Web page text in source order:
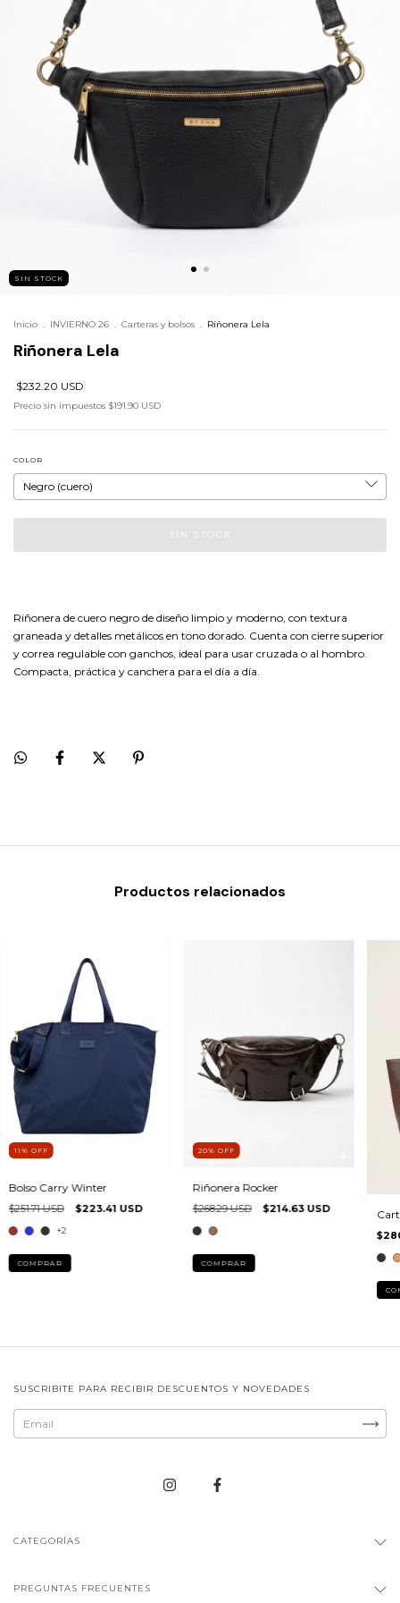
SIN STOCK
Inicio . INVIERNO 26 . Carteras y bolsos . Riñonera Lela
Riñonera Lela
$232.20 USD
Precio sin impuestos $191.90 USD
COLOR
Riñonera de cuero negro de diseño limpio y moderno, con textura
graneada y detalles metálicos en tono dorado. Cuenta con cierre superior
y correa regulable con ganchos, ideal para usar cruzada o al hombro.
Compacta, práctica y canchera para el día a día.
Productos relacionados
11 % OFF
Bolso Carry Winter
$251.71 USD $223.41 USD
+2
COMPRAR
20% OFF
Riñonera Rocker
$268.29 USD $214.63 USD
COMPRAR
SUSCRIBITE PARA RECIBIR DESCUENTOS Y NOVEDADES
CATEGORÍAS
PREGUNTAS FRECUENTES